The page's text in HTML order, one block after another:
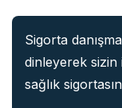
Sigorta
dinleyerek sizin
sağlık